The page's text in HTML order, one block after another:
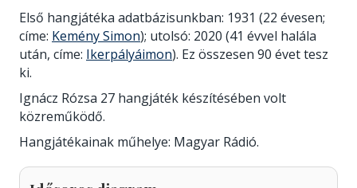
Első hangjátéka adatbázisunkban: 1931 (22 évesen;
címe: Kemény Simon); utolsó: 2020 (41 évvel halála
után, címe: Ikerpályáimon). Ez összesen 90 évet tesz
ki.
Ignácz Rózsa 27 hangjáték készítésében volt
közreműködő.
Hangjátékainak műhelye: Magyar Rádió.